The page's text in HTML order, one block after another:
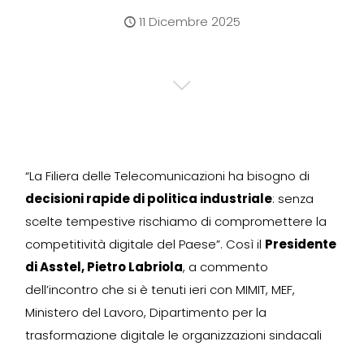
11 Dicembre 2025
“La Filiera delle Telecomunicazioni ha bisogno di
decisioni rapide di politica industriale: senza
scelte tempestive rischiamo di compromettere la
competitività digitale del Paese”. Così il Presidente
di Asstel, Pietro Labriola, a commento
dell’incontro che si è tenuti ieri con MIMIT, MEF,
Ministero del Lavoro, Dipartimento per la
trasformazione digitale le organizzazioni sindacali